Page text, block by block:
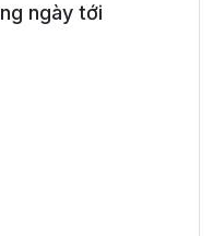
ngày tới